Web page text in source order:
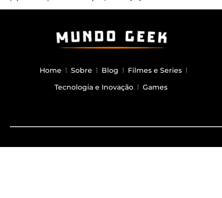
Home Sobre Blog
Filmes e Series
Tecnologia e Inovação
Games